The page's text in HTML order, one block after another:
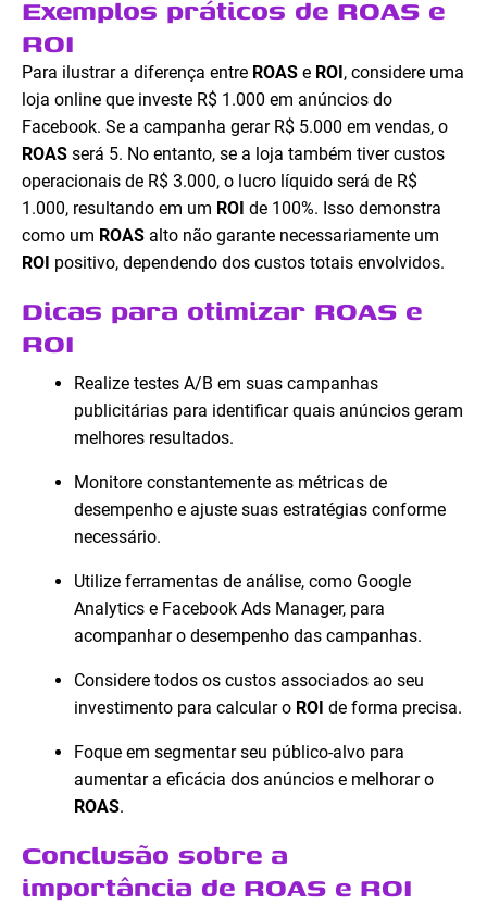
Exemplos práticos de ROAS e
ROI
Para ilustrar a diferença entre ROAS e ROI , considere uma
loja online que investe R$ 1.000 em anúncios do
Facebook. Se a campanha gerar R$ 5.000 em vendas, o
ROAS será 5. No entanto, se a loja também tiver custos
operacionais de R$ 3.000, o lucro líquido será de R$
1.000, resultando em um ROI de 100%. Isso demonstra
como um ROAS alto não garante necessariamente um
ROI positivo, dependendo dos custos totais envolvidos.
Dicas para otimizar ROAS e
ROI
Realize testes A/B em suas campanhas
publicitárias para identificar quais anúncios geram
melhores resultados.
Monitore constantemente as métricas de
desempenho e ajuste suas estratégias conforme
necessário.
Utilize ferramentas de análise, como Google
Analytics e Facebook Ads Manager, para
acompanhar o desempenho das campanhas.
Considere todos os custos associados ao seu
investimento para calcular o ROI de forma precisa.
Foque em segmentar seu público-alvo para
aumentar a eficácia dos anúncios e melhorar o
ROAS.
Conclusão sobre a
importância de ROAS e ROI